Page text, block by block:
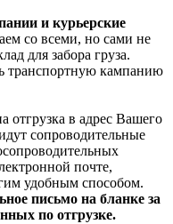
и курьерские
со всеми, но сами не
для забора груза.
транспортную кампанию
отгрузка в адрес Вашего
сопроводительные
почте,
удобным способом.
письмо на бланке за
по отгрузке.